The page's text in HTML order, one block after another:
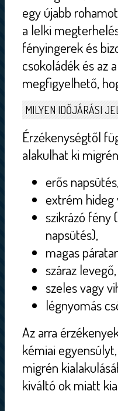
egy újabb
a lelki
fényingerek és
csokoládék és az
megfigyelhető,
MILYEN IDŐJÁRÁSI
Érzékenységtől
alakulhat ki
erős napsütés,
extrém hideg
szikrázó fény
napsütés),
magas
száraz levegő,
szeles vagy
légnyomás
Az arra
kémiai
migrén
kiváltó ok miatt